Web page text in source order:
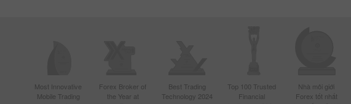
Most Innovative
Mobile Trading
Forex Broker of
the Year at
Best Trading
Technology 2024
Top 100 Trusted
Financial
Nhà môi giới
Forex tốt nhất